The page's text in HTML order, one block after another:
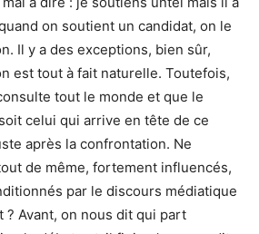
on soutient un candidat, on le
Il y a des exceptions, bien sûr,
est tout à fait naturelle. Toutefois,
tout le monde et que le
celui qui arrive en tête de ce
après la confrontation. Ne
de même, fortement influencés,
par le discours médiatique
? Avant, on nous dit qui part